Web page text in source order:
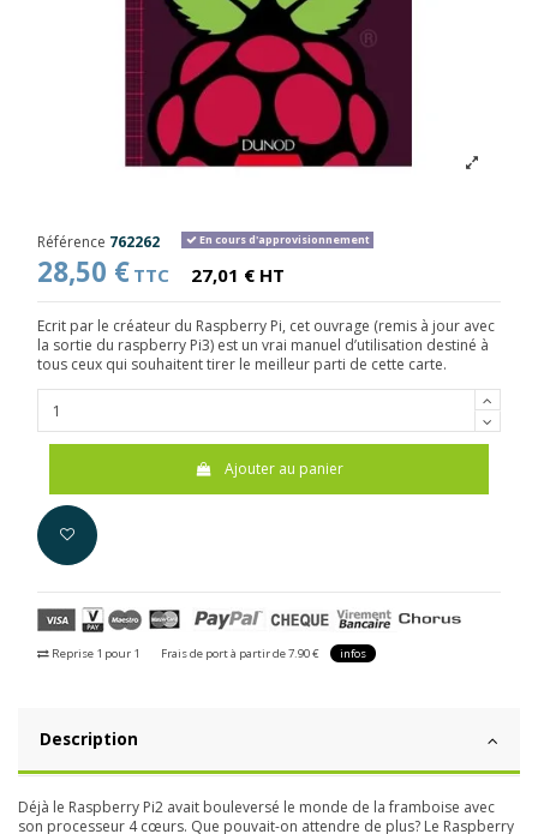
Référence 762262 En cours d'approvisionnement
28,50 € TTC 27,01 € HT
Ecrit par le créateur du Raspberry Pi, cet ouvrage (remis à jour avec
la sortie du raspberry Pi3) est un vrai manuel d’utilisation destiné à
tous ceux qui souhaitent tirer le meilleur parti de cette carte.
Ajouter au panier
Reprise 1 pour 1 Frais de port à partir de 7.90 € infos
Description
Déjà le Raspberry Pi2 avait bouleversé le monde de la framboise avec
son processeur 4 cœurs. Que pouvait-on attendre de plus? Le Raspberry